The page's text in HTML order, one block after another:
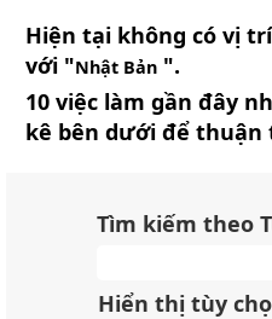
Hiện tại không có vị
với "Nhật Bản ".
10 việc làm gần đây
kê bên dưới để thuận
Tìm kiếm theo
Hiển thị tùy